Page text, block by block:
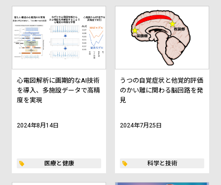
心電図解析に画期的なAI技術
を導入、多施設データで高精
度を実現
2024年8月14日
医療と健康
うつの自覚症状と他覚的評価
のかい離に関わる脳回路を発
見
2024年7月25日
科学と技術